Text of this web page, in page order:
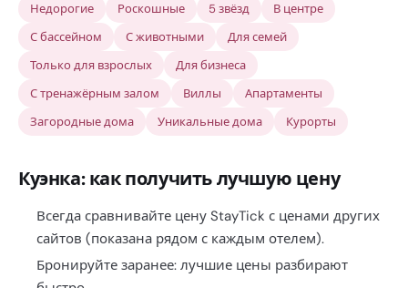
Недорогие Роскошные 5 звёзд
В центре
С бассейном
С животными
Для семей
Только для взрослых
Для бизнеса
С тренажёрным залом
Виллы
Апартаменты
Загородные дома
Уникальные дома Курорты
Куэнка: как получить лучшую цену
Всегда сравнивайте цену StayTick с ценами других
сайтов (показана рядом с каждым отелем).
Бронируйте заранее: лучшие цены разбирают